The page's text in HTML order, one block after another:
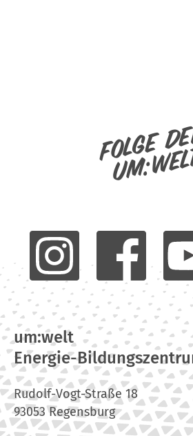
Folge
um:welt
Energie-
Rudolf-Vogt-Straße 18
93053 Regensburg